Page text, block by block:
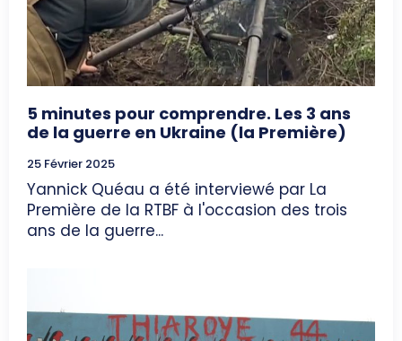
5 minutes pour comprendre. Les 3 ans
de la guerre en Ukraine (la Première)
25 Février 2025
Yannick Quéau a été interviewé par La
Première de la RTBF à l'occasion des trois
ans de la guerre...